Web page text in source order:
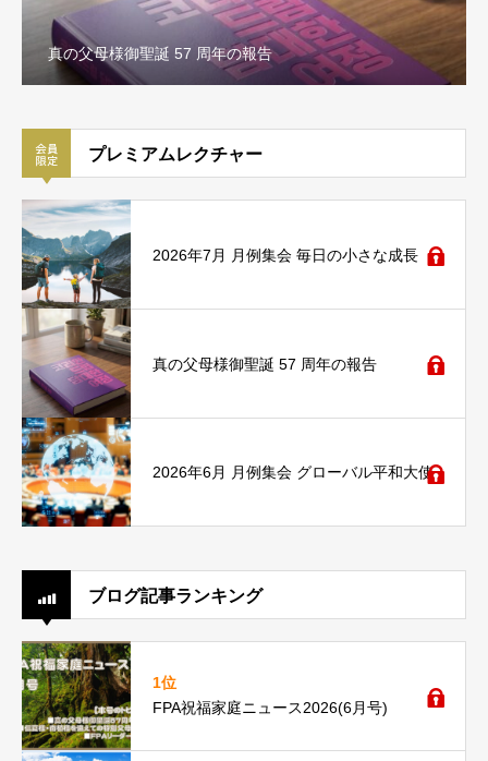
真の父母様御聖誕 57 周年の報告
プレミアムレクチャー
2026年7月 月例集会 毎日の小さな成長
真の父母様御聖誕 57 周年の報告
2026年6月 月例集会 グローバル平和大使
ブログ記事ランキング
1位
FPA祝福家庭ニュース2026(6月号)